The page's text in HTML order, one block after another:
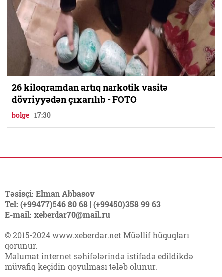
26 kiloqramdan artıq narkotik vasitə
dövriyyədən çıxarılıb - FOTO
bolge 17:30
Təsisçi: Elman Abbasov
Tel: (+99477)546 80 68 | (+99450)358 99 63
E-mail: xeberdar70@mail.ru
© 2015-2024 www.xeberdar.net Müəllif hüquqları
qorunur.
Məlumat internet səhifələrində istifadə edildikdə
müvafiq keçidin qoyulması tələb olunur.